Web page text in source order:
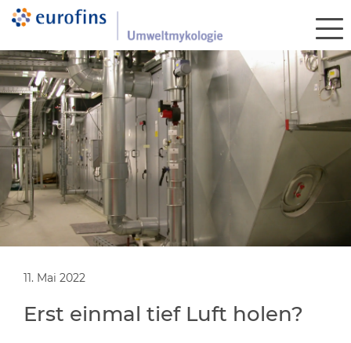
11. Mai 2022
Erst einmal tief Luft holen?